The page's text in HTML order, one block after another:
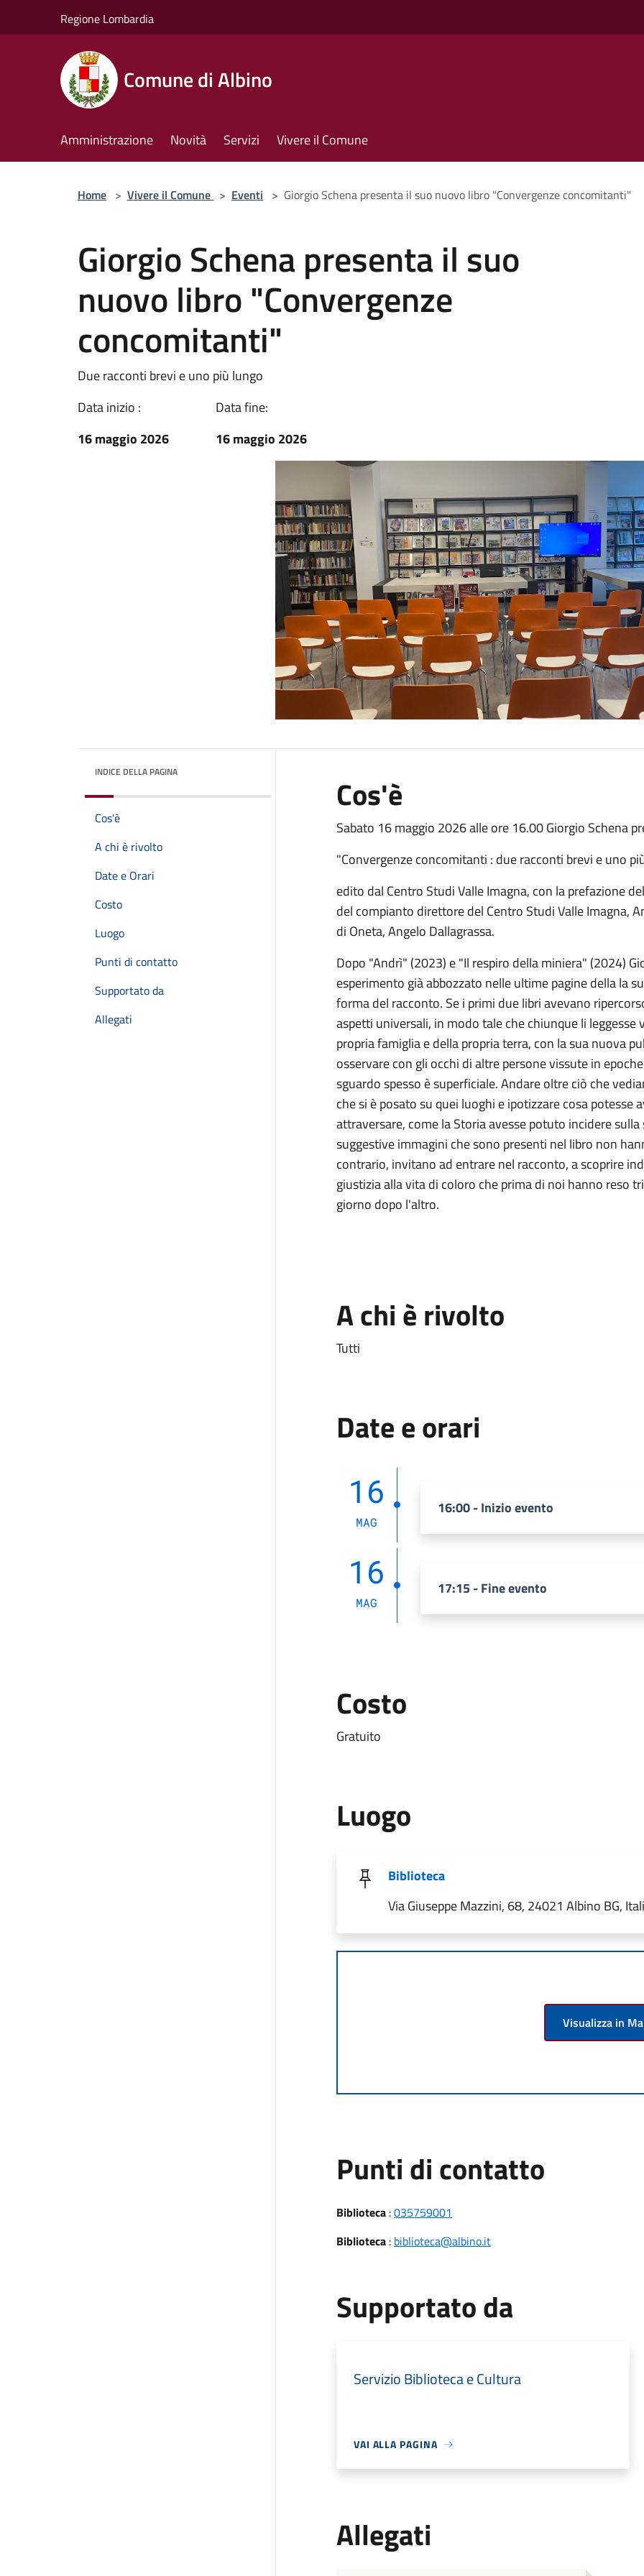
Regione Lombardia
Comune di Albino
Amministrazione Novità Servizi Vivere il Comune
Home > Vivere il Comune > Eventi > Giorgio Schena presenta il suo nuovo libro "Convergenze concomitanti"
Giorgio Schena presenta il suo
nuovo libro "Convergenze
concomitanti"
Due racconti brevi e uno più lungo
Data inizio :
16 maggio 2026
Data fine:
16 maggio 2026
INDICE DELLA PAGINA
Cos'è
A chi è rivolto
Date e Orari
Costo
Luogo
Punti di contatto
Supportato da
Allegati
Cos'è
Sabato 16 maggio 2026 alle ore 16.00 Giorgio Schena
"Convergenze concomitanti : due racconti brevi e uno
edito dal Centro Studi Valle Imagna, con la prefazione
del compianto direttore del Centro Studi Valle Imagna,
di Oneta, Angelo Dallagrassa.
Dopo "Andrì" (2023) e "Il respiro della miniera" (2024)
esperimento già abbozzato nelle ultime pagine della la
forma del racconto. Se i primi due libri avevano
aspetti universali, in modo tale che chiunque li
propria famiglia e della propria terra, con la sua nuova
osservare con gli occhi di altre persone vissute in
sguardo spesso è superficiale. Andare oltre ciò che
che si è posato su quei luoghi e ipotizzare cosa potesse
attraversare, come la Storia avesse potuto incidere
suggestive immagini che sono presenti nel libro non
contrario, invitano ad entrare nel racconto, a scoprire
giustizia alla vita di coloro che prima di noi hanno reso
giorno dopo l'altro.
A chi è rivolto
Tutti
Date e orari
16
MAG
16:00 - Inizio evento
16
MAG
17:15 - Fine evento
Costo
Gratuito
Luogo
Biblioteca
Via Giuseppe Mazzini, 68, 24021 Albino BG,
Visualizza in
Punti di contatto
Biblioteca:035759001
Biblioteca: biblioteca@albino.it
Supportato da
Servizio Biblioteca e Cultura
VAI ALLA PAGINA
Allegati